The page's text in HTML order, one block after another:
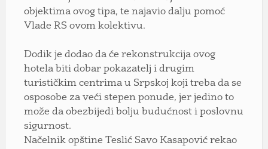
objektima ovog tipa, te najavio dalju pomoć
Vlade RS ovom kolektivu.
Dodik je dodao da će rekonstrukcija ovog
hotela biti dobar pokazatelj i drugim
turističkim centrima u Srpskoj koji treba da se
osposobe za veći stepen ponude, jer jedino to
može da obezbijedi bolju budućnost i poslovnu
sigurnost.
Načelnik opštine Teslić Savo Kasapović rekao